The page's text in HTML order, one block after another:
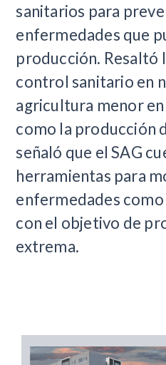
sanitarios para
enfermedades que
producción. Resaltó
control sanitario en
agricultura menor
como la producción
señaló que el SAG
herramientas para
enfermedades
con el objetivo de
extrema.